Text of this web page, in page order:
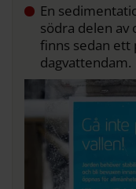
En
södra delen av
finns sedan ett
dagvattendam.